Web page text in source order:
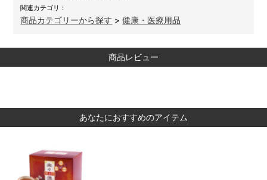
関連カテゴリ：
商品カテゴリーから探す >健康・医療用品
商品レビュー
あなたにおすすめのアイテム